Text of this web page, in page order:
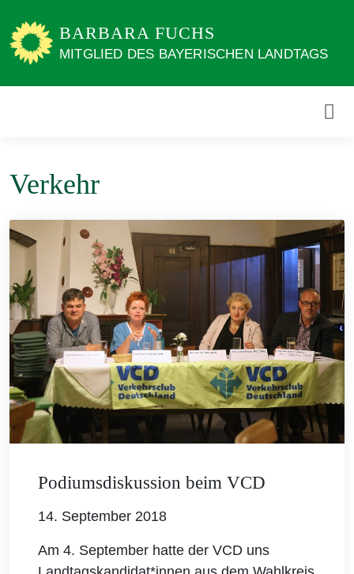
zum
Inhalt
BARBARA FUCHS
MITGLIED DES BAYERISCHEN LANDTAGS
Verkehr
Podiumsdiskussion beim VCD
14. September 2018
Am 4. September hatte der VCD uns